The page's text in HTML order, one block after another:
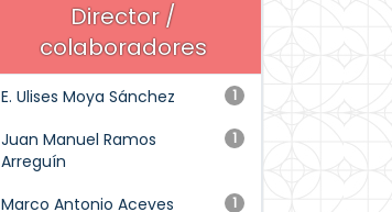
Director /
colaboradores
1
E. Ulises Moya Sánchez
1
Juan Manuel Ramos
Arreguín
1
Marco Antonio Aceves